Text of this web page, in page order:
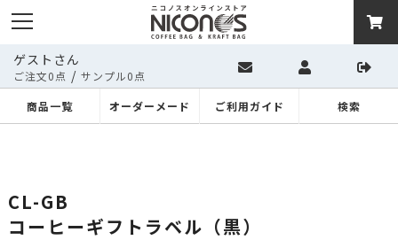
ゲストさん
ご注文0点 / サンプル0点
商品一覧
オーダーメード ご利用ガイド 検索
CL-GB
コーヒーギフトラベル（黒）